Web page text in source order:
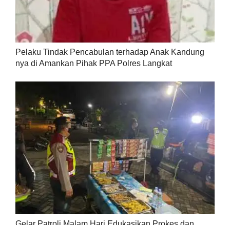
Pelaku Tindak Pencabulan terhadap Anak Kandung
nya di Amankan Pihak PPA Polres Langkat